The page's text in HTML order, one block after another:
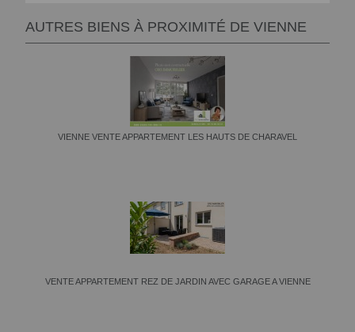
AUTRES BIENS À PROXIMITÉ DE VIENNE
VIENNE VENTE APPARTEMENT LES HAUTS DE CHARAVEL
VENTE APPARTEMENT REZ DE JARDIN AVEC GARAGE A VIENNE